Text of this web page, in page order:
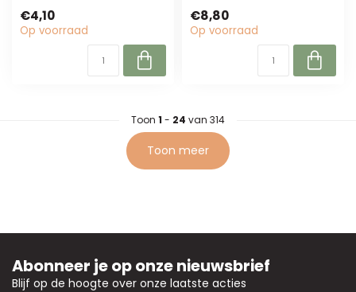
€4,10
Op voorraad
gepreserveerde hortensia
met rijke ...
€8,80
Op voorraad
Toon 1 - 24 van 314
Toon meer
Abonneer je op onze nieuwsbrief
Blijf op de hoogte over onze laatste acties